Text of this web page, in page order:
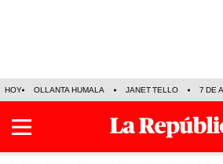
HOY OLLANTA HUMALA JANET TELLO 7 DE